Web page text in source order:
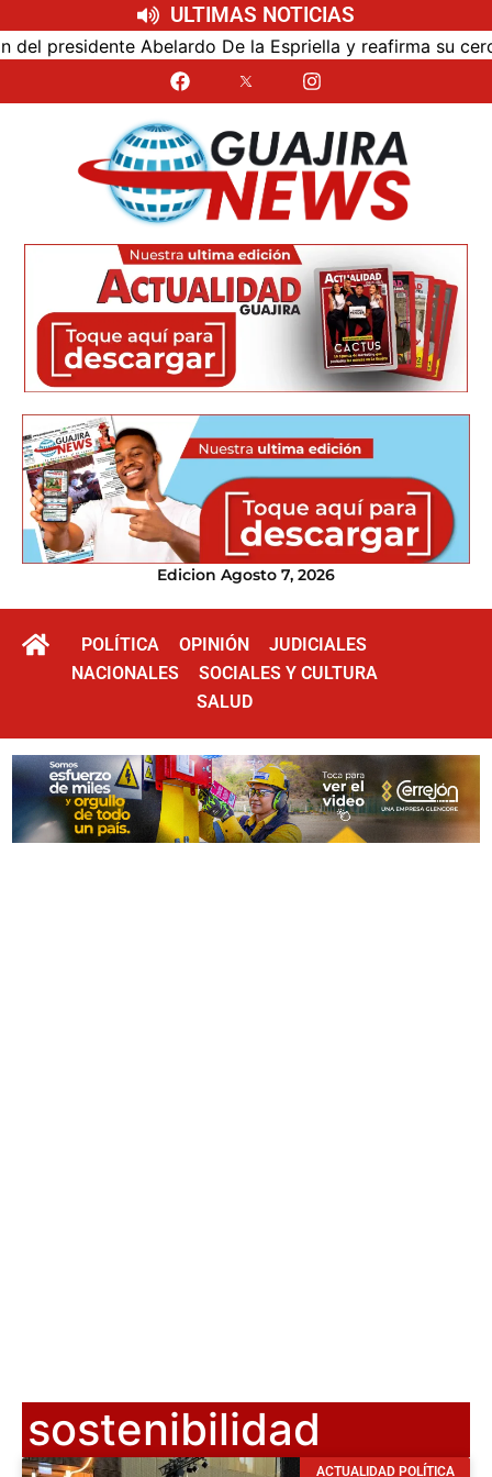
ULTIMAS NOTICIAS
De la Espriella y reafirma su cercanía con el
Edicion Agosto 7, 2026
POLÍTICA OPINIÓN
JUDICIALES
NACIONALES
SOCIALES Y CULTURA
SALUD
sostenibilidad
ACTUALIDAD POLÍTICA